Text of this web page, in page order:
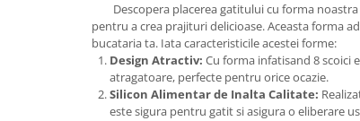
Descopera placerea gatitului cu forma noastra
pentru a crea prajituri delicioase. Aceasta forma
bucataria ta. Iata caracteristicile acestei forme:
Design Atractiv: Cu forma infatisand 8 scoici
atragatoare, perfecte pentru orice ocazie.
Silicon Alimentar de Inalta Calitate:
este sigura pentru gatit si asigura o eliberare